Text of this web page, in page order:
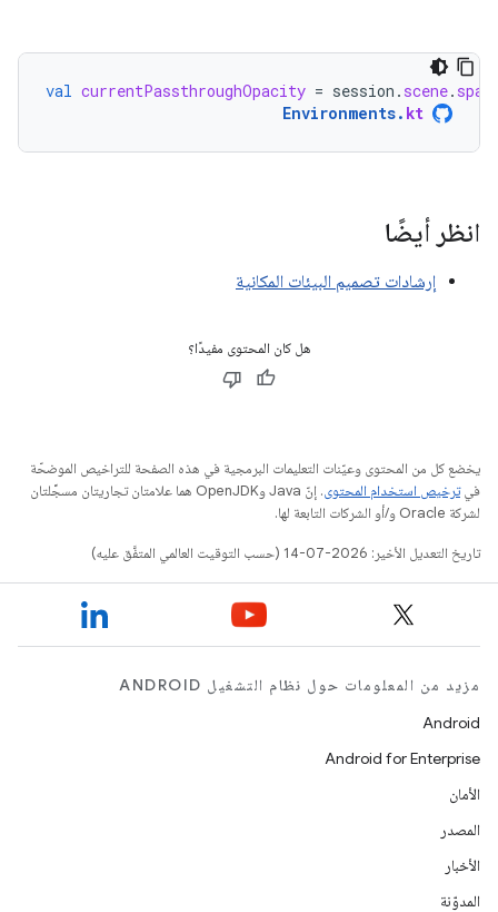
val currentPassthroughOpacity = session . scene.
Environments. kt
انظر أيضًا
إرشادات تصميم البيئات المكانية
هل كان المحتوى مفيدًا؟
يخضع كل من المحتوى وعيّنات التعليمات البرمجية في هذه الصفحة للتراخيص الموضحّة
فيترخيص استخدام المحتوى
. إنّ Java وOpenJDK هما علامتان تجاريتان مسجَّلتان
لشركة Oracle و/أو الشركات التابعة لها.
تاريخ التعديل الأخير: 2026-07-14 (حسب التوقيت العالمي المتفَّق عليه)
مزيد من المعلومات حول نظام التشغيل ANDROID
Android
Android for Enterprise
الأمان
المصدر
الأخبار
المدوّنة